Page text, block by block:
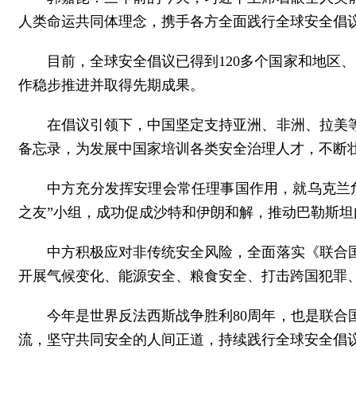
人类命运共同体理念，携手各方全面践行全球安全倡
目前，全球安全倡议已得到120多个国家和地区
作稳步推进并取得先期成果。
在倡议引领下，中国坚定支持亚洲、非洲、拉
备忘录，为发展中国家培训各类安全治理人才，不断
中方充分发挥安理会常任理事国作用，就乌克
之友”小组，成功促成沙特和伊朗和解，推动巴勒斯
中方积极应对非传统安全风险，全面落实《联
开展气候变化、能源安全、粮食安全、打击跨国犯罪
今年是世界反法西斯战争胜利80周年，也是联
流，坚守共同安全的人间正道，持续践行全球安全